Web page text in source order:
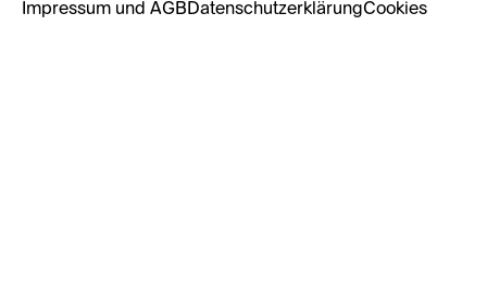
Impressum und AGBDatenschutzerklärungCookies